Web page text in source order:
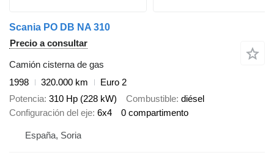
Scania PO DB NA 310
Precio a consultar
Camión cisterna de gas
1998
320.000 km
Euro 2
Potencia 310 Hp (228 kW) Combustible diésel
Configuración del eje 6x4 0 compartimento
España, Soria